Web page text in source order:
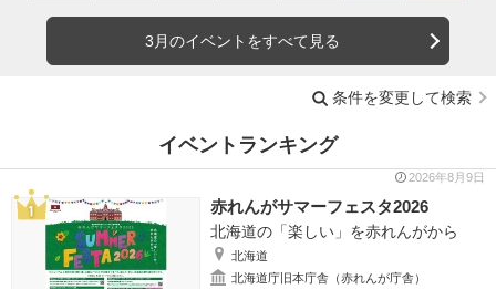
3月のイベントをすべて見る
条件を変更して検索
イベントランキング
2026年8月9日
赤れんがサマーフェスタ2026
北海道の「楽しい」を赤れんがから
北海道
北海道庁旧本庁舎（赤れんが庁舎）